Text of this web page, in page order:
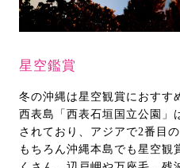
星空鑑賞
冬の沖縄は星空観賞におすす
西表島「西表石垣国立公園」
されており、アジアで2番目
もちろん沖縄本島でも星空観